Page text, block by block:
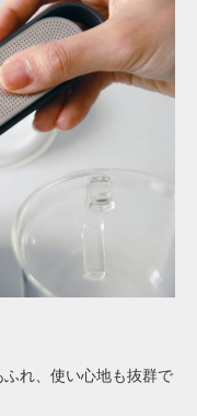
れ、使い心地も抜群で